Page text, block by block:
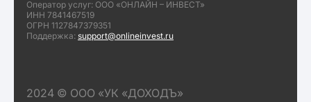
Оператор услуг: ООО «ОНЛАЙН – ИНВЕСТ»
ИНН 7841467519
ОГРН 1127847379351
Поддержка: support@onlineinvest.ru
2024 © ООО «УК «ДОХОДЪ»